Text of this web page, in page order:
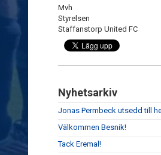
Mvh
Styrelsen
Staffanstorp United FC
Nyhetsarkiv
Jonas Permbeck utsedd till
Välkommen Besnik!
Tack Eremal!